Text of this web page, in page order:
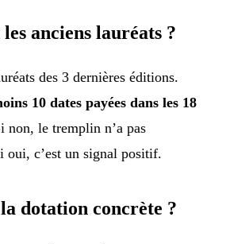
anciens lauréats ?
des 3 dernières éditions.
10 dates payées dans les 18
non, le tremplin n’a pas
oui, c’est un signal positif.
dotation concrète ?